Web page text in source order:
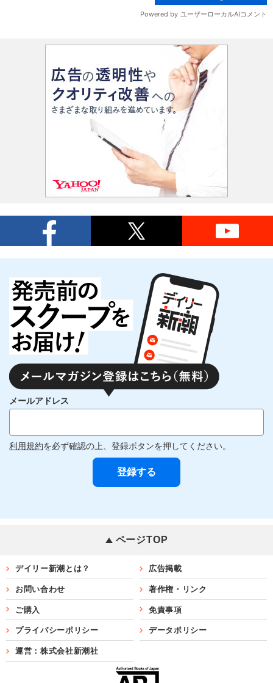
メールアドレス
利用規約を必ず確認の上、登録ボタンを押してください。
ページTOP
デイリー新潮とは？ 広告掲載
お問い合わせ 著作権・リンク
ご購入 免責事項
プライバシーポリシー データポリシー
運営：株式会社新潮社